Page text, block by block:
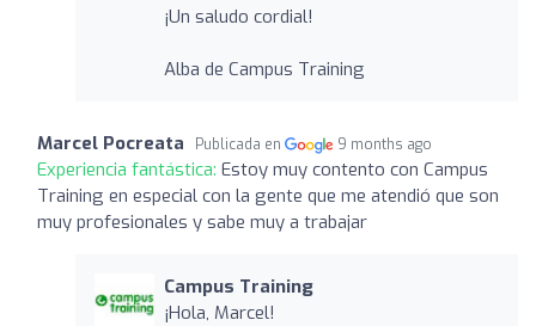
¡Un saludo cordial!
Alba de Campus Training
Marcel Pocreata Publicada en 9 months ago
Experiencia fantástica: Estoy muy contento con Campus
Training en especial con la gente que me atendió que son
muy profesionales y sabe muy a trabajar
Campus Training
¡Hola, Marcel!